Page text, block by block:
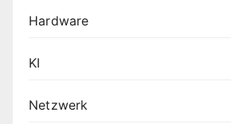
Hardware
KI
Netzwerk